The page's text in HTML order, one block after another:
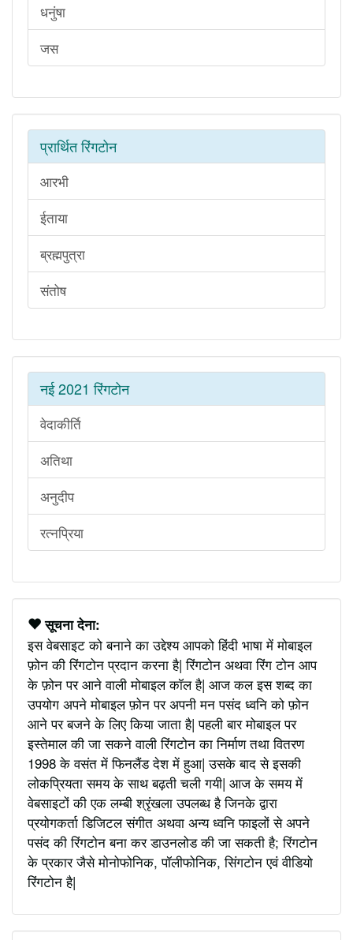
धनुंषा
जस
प्रार्थित रिंगटोन
आरभी
ईताया
ब्रह्मपुत्रा
संतोष
नई 2021 रिंगटोन
वेदाकीर्ति
अतिथा
अनुदीप
रत्नप्रिया
सूचना देना:
इस वेबसाइट को बनाने का उद्देश्य आपको हिंदी भाषा में मोबाइल
फ़ोन की रिंगटोन प्रदान करना है| रिंगटोन अथवा रिंग टोन आप
के फ़ोन पर आने वाली मोबाइल कॉल है| आज कल इस शब्द का
उपयोग अपने मोबाइल फ़ोन पर अपनी मन पसंद ध्वनि को फ़ोन
आने पर बजने के लिए किया जाता है| पहली बार मोबाइल पर
इस्तेमाल की जा सकने वाली रिंगटोन का निर्माण तथा वितरण
1998 के वसंत में फिनलैंड देश में हुआ| उसके बाद से इसकी
लोकप्रियता समय के साथ बढ़ती चली गयी| आज के समय में
वेबसाइटों की एक लम्बी श्रृंखला उपलब्ध है जिनके द्वारा
प्रयोगकर्ता डिजिटल संगीत अथवा अन्य ध्वनि फाइलों से अपने
पसंद की रिंगटोन बना कर डाउनलोड की जा सकती है; रिंगटोन
के प्रकार जैसे मोनोफोनिक, पॉलीफोनिक, सिंगटोन एवं वीडियो
रिंगटोन है|